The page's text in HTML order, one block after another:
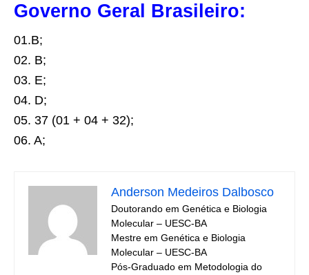
Governo Geral Brasileiro:
01.B;
02. B;
03. E;
04. D;
05. 37 (01 + 04 + 32);
06. A;
Anderson Medeiros Dalbosco
Doutorando em Genética e Biologia
Molecular – UESC-BA
Mestre em Genética e Biologia
Molecular – UESC-BA
Pós-Graduado em Metodologia do